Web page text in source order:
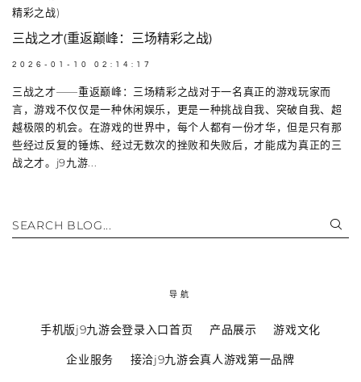
三战之才(重返巅峰：三场精彩之战)
2026-01-10 02:14:17
三战之才——重返巅峰：三场精彩之战对于一名真正的游戏玩家而
言，游戏不仅仅是一种休闲娱乐，更是一种挑战自我、突破自我、超
越极限的机会。在游戏的世界中，每个人都有一份才华，但是只有那
些经过反复的锤炼、经过无数次的挫败和失败后，才能成为真正的三
战之才。j9九游...
SEARCH BLOG...
导航
手机版j9九游会登录入口首页 产品展示 游戏文化
企业服务 接洽j9九游会真人游戏第一品牌